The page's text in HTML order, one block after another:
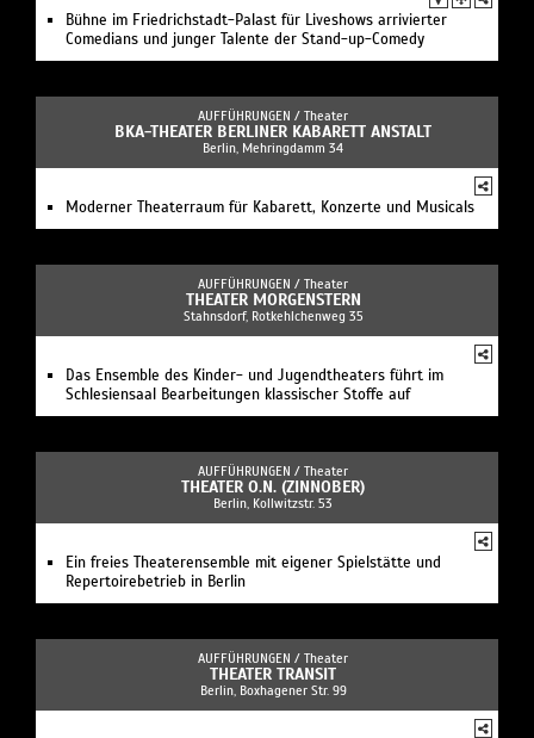
Bühne im Friedrichstadt-Palast für Liveshows arrivierter
Comedians und junger Talente der Stand-up-Comedy
AUFFÜHRUNGEN / Theater
BKA-THEATER BERLINER KABARETT ANSTALT
Berlin, Mehringdamm 34
Moderner Theaterraum für Kabarett, Konzerte und Musicals
AUFFÜHRUNGEN / Theater
THEATER MORGENSTERN
Stahnsdorf, Rotkehlchenweg 35
Das Ensemble des Kinder- und Jugendtheaters führt im
Schlesiensaal Bearbeitungen klassischer Stoffe auf
AUFFÜHRUNGEN / Theater
THEATER O.N. (ZINNOBER)
Berlin, Kollwitzstr. 53
Ein freies Theaterensemble mit eigener Spielstätte und
Repertoirebetrieb in Berlin
AUFFÜHRUNGEN / Theater
THEATER TRANSIT
Berlin, Boxhagener Str. 99